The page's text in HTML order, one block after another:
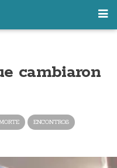
cambiaron
ENCONTROS